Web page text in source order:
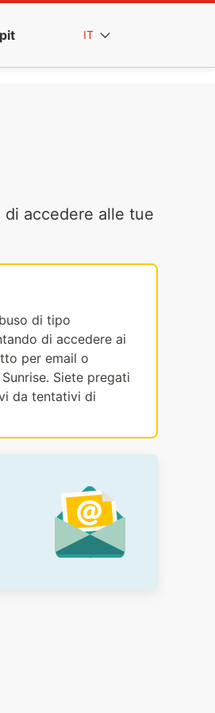
IT
accedere alle tue
di tipo
di accedere ai
per email o
Siete pregati
da tentativi di